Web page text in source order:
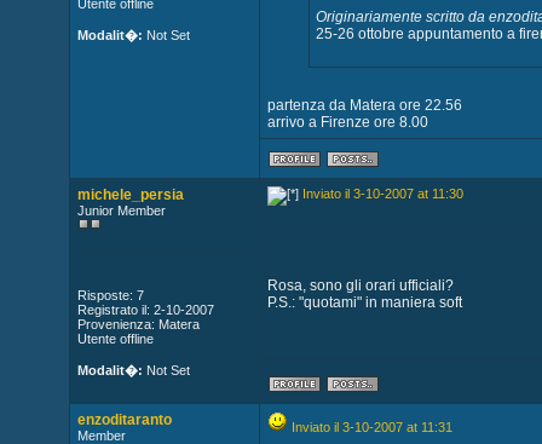
Utente offline
Modalit�: Not Set
Originariamente scritto da
25-26 ottobre appuntamento a
partenza da Matera ore 22.56
arrivo a Firenze ore 8.00
michele_persia
Junior Member
Risposte: 7
Registrato il: 2-10-2007
Provenienza: Matera
Utente offline
Modalit�: Not Set
Inviato il 3-10-2007 at 11:30
Rosa, sono gli orari ufficiali?
P.S.: "quotami" in maniera soft
enzoditaranto
Member
Inviato il 3-10-2007 at 11:31